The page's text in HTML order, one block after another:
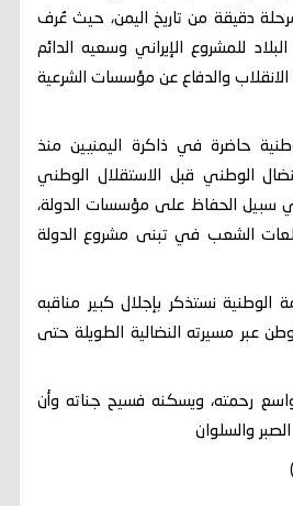
دقيقة من تاريخ اليمن، حيث عُرف
للمشروع الإيراني وسعيه الدائم
الانقلاب والدفاع عن مؤسسات الشرعية
حاضرة في ذاكرة اليمنيين منذ
الوطني قبل الاستقلال الوطني
سبيل الحفاظ على مؤسسات الدولة،
الشعب في تبنى مشروع الدولة
الوطنية نستذكر بإجلال كبير مناقبه
عبر مسيرته النضالية الطويلة حتى
رحمته، ويسكنه فسيح جناته وأن
والسلوان